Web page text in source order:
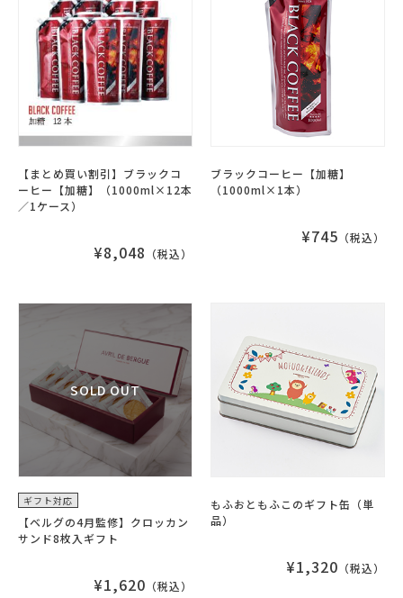
【まとめ買い割引】ブラックコ
ーヒー【加糖】（1000ml×12本
／1ケース）
¥8,048 （税込）
ブラックコーヒー【加糖】
（1000ml×1本）
¥745 （税込）
ギフト対応
【ベルグの4月監修】クロッカン
サンド8枚入ギフト
¥1,620 （税込）
もふおともふこのギフト缶（単
品）
¥1,320 （税込）